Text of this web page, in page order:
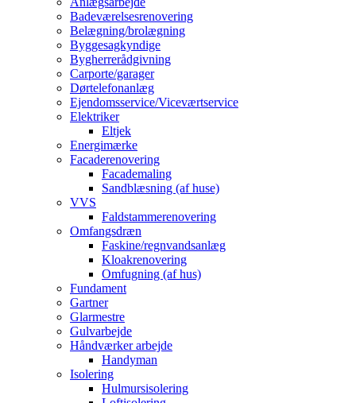
Badeværelsesrenovering
Belægning/brolægning
Byggesagkyndige
Bygherrerådgivning
Carporte/garager
Dørtelefonanlæg
Ejendomsservice/Viceværtservice
Elektriker
Eltjek
Energimærke
Facaderenovering
Facademaling
Sandblæsning (af huse)
VVS
Faldstammerenovering
Omfangsdræn
Faskine/regnvandsanlæg
Kloakrenovering
Omfugning (af hus)
Fundament
Gartner
Glarmestre
Gulvarbejde
Håndværker arbejde
Handyman
Isolering
Hulmursisolering